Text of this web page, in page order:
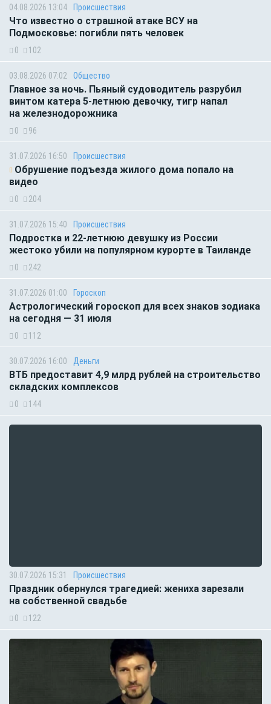
04.08.2026 13:04 Происшествия
Что известно о страшной атаке ВСУ на
Подмосковье: погибли пять человек
0 102
03.08.2026 07:02 Общество
Главное за ночь. Пьяный судоводитель разрубил
винтом катера 5-летнюю девочку, тигр напал
на железнодорожника
0 96
31.07.2026 16:50 Происшествия
Обрушение подъезда жилого дома попало на
видео
0 204
31.07.2026 15:40 Происшествия
Подростка и 22-летнюю девушку из России
жестоко убили на популярном курорте в Таиланде
0 242
31.07.2026 01:00 Гороскоп
Астрологический гороскоп для всех знаков зодиака
на сегодня — 31 июля
0 112
30.07.2026 16:00 Деньги
ВТБ предоставит 4,9 млрд рублей на строительство
складских комплексов
0 144
30.07.2026 15:31 Происшествия
Праздник обернулся трагедией: жениха зарезали
на собственной свадьбе
0 122